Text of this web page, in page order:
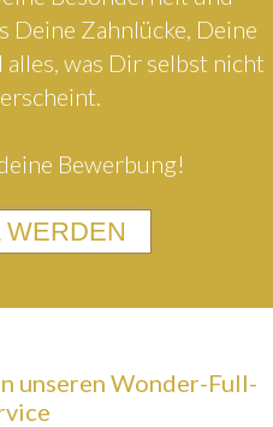
Deine Zahnlücke, Deine
was Dir selbst nicht
Bewerbung!
WERDEN
unseren Wonder-Full-